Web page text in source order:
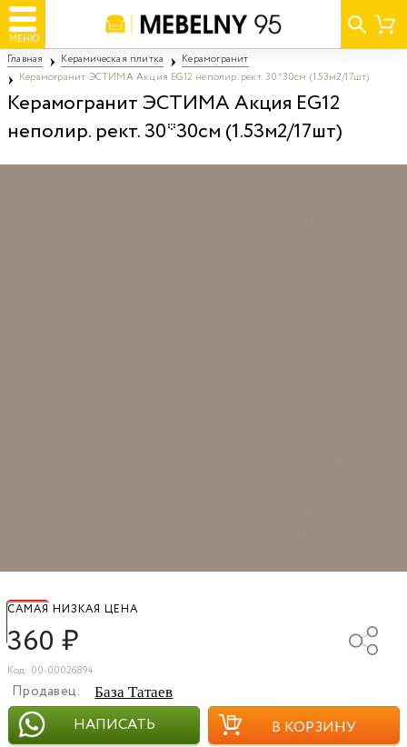
МЕНЮ
Главная Керамическая плитка
Керамогранит
Керамогранит ЭСТИМА Акция EG12 неполир. рект. 30*30см (1.53м2/17шт)
Керамогранит ЭСТИМА Акция EG12
неполир. рект. 30*30см (1.53м2/17шт)
САМАЯ НИЗКАЯ ЦЕНА
360 ₽
Код: 00-00026894
Продавец: База Татаев
НАПИСАТЬ В КОРЗИНУ